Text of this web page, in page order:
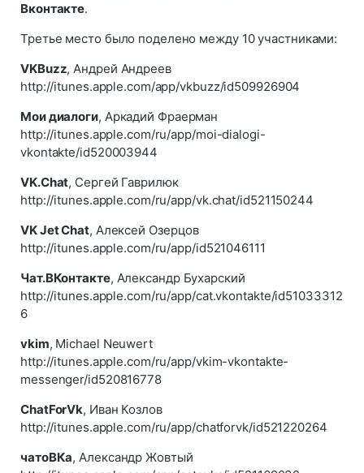
Вконтакте.
Третье место было поделено между 10 участниками:
VKBuzz, Андрей Андреев
http://itunes.apple.com/app/vkbuzz/id509926904
Мои диалоги, Аркадий Фраерман
http://itunes.apple.com/ru/app/moi-dialogi-
vkontakte/id520003944
VK.Chat, Сергей Гаврилюк
http://itunes.apple.com/ru/app/vk.chat/id521150244
VK Jet Chat, Алексей Озерцов
http://itunes.apple.com/ru/app/id521046111
Чат.ВКонтакте, Александр Бухарский
http://itunes.apple.com/ru/app/cat.vkontakte/id51033312
6
vkim, Michael Neuwert
http://itunes.apple.com/ru/app/vkim-vkontakte-
messenger/id520816778
ChatForVk, Иван Козлов
http://itunes.apple.com/ru/app/chatforvk/id521220264
чатоВКа, Александр Жовтый